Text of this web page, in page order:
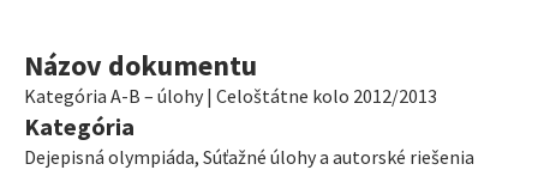
Názov dokumentu
Kategória A-B – úlohy | Celoštátne kolo 2012/2013
Kategória
Dejepisná olympiáda, Súťažné úlohy a autorské riešenia